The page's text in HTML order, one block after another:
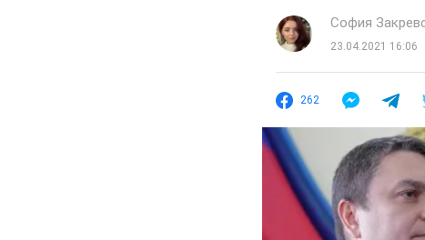
София
23.04.2021 16:06
262